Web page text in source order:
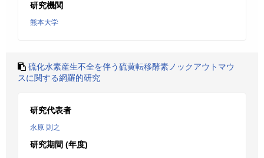
研究機関
熊本大学
硫化水素産生不全を伴う硫黄転移酵素ノックアウトマウ
スに関する網羅的研究
研究代表者
永原 則之
研究期間 (年度)